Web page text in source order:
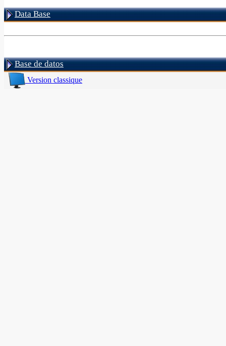
Data Base
Base de datos
Version classique